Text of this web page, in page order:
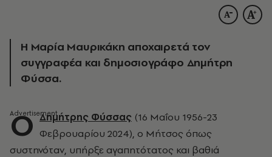
Η Μαρία Μαυρικάκη αποχαιρετά τον
συγγραφέα και δημοσιογράφο Δημήτρη
Φύσσα.
Ο Δημήτρης Φύσσας (16 Μαΐου 1956-23
Φεβρουαρίου 2024), ο Μήτσος όπως
συστηνόταν, υπήρξε αγαπητότατος και βαθιά